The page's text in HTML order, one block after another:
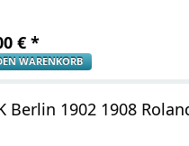
€ *
WARENKORB
Berlin 1902 1908